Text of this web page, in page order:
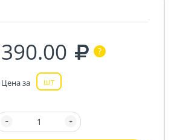
Цена за шт